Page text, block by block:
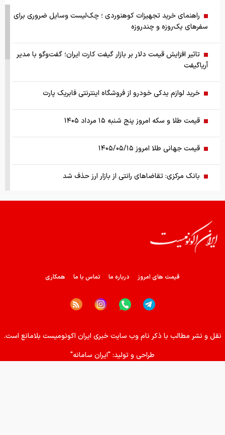
راهنمای خرید تجهیزات کوهنوردی ؛ چک‌لیست وسایل ضروری برای
سفرهای یک‌روزه و چندروزه
تاثیر افزایش قیمت دلار بر بازار گیفت کارت ایران؛ گفت‌وگو با مدیر
آریاگیفت
خرید لوازم یدکی خودرو از فروشگاه اینترنتی فابریک پارت
قیمت طلا و سکه امروز پنج شنبه ۱۵ مرداد ۱۴۰۵
قیمت جهانی طلا امروز ۱۴۰۵/۰۵/۱۵
بانک مرکزی: تقاضا‌های رانتی از بازار ارز حذف شد
کالابرگ سه دهک مشمول شارژ شد
هشدار تخلیه برای ساکنان شهرک المنصوری/ ارتش اسرائیل: با
تمام قدرت علیه حزب الله اقدام خواهیم کرد
راهنمای جامع انتخاب و خرید مانتو آنلاین در سال ۱۴۰۵
کنید
کمک ۱.۴ میلیارد یورویی اتحادیه اروپا به اوکراین از اموال روسیه
قیمت های امروز درباره ما تماس با ما همکاری
نقل و نشر مطالب با ذکر نام وب سایت خبری ایران اکونومیست بلامانع است.
طراحی و تولید:"ایران سامانه"